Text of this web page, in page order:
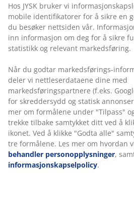
Hos JYSK bruker vi
mobile identifikatorer for å sikre en
du besøker nettsiden vår.
inn informasjon om deg for å sikre
statistikk og relevant markedsføring.
Når du godtar markedsførings-
deler vi nettleserdataene dine med
markedsføringspartnere (f.eks.
for skreddersydd og statisk
mer om formålene under "Tilpass"
trekke tilbake samtykket ditt ved å
ikonet. Ved å klikke "Godta alle"
tre formålene. Les mer om hvordan
behandler personopplysninger,
informasjonskapselpolicy.